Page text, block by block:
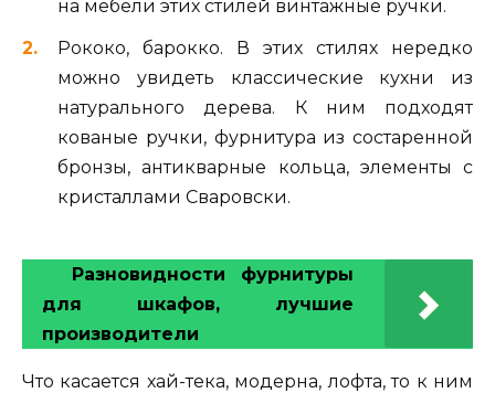
на мебели этих стилей винтажные ручки.
Рококо, барокко. В этих стилях нередко
можно увидеть классические кухни из
натурального дерева. К ним подходят
кованые ручки, фурнитура из состаренной
бронзы, антикварные кольца, элементы с
кристаллами Сваровски.
Разновидности фурнитуры
для шкафов, лучшие
производители
Что касается хай-тека, модерна, лофта, то к ним